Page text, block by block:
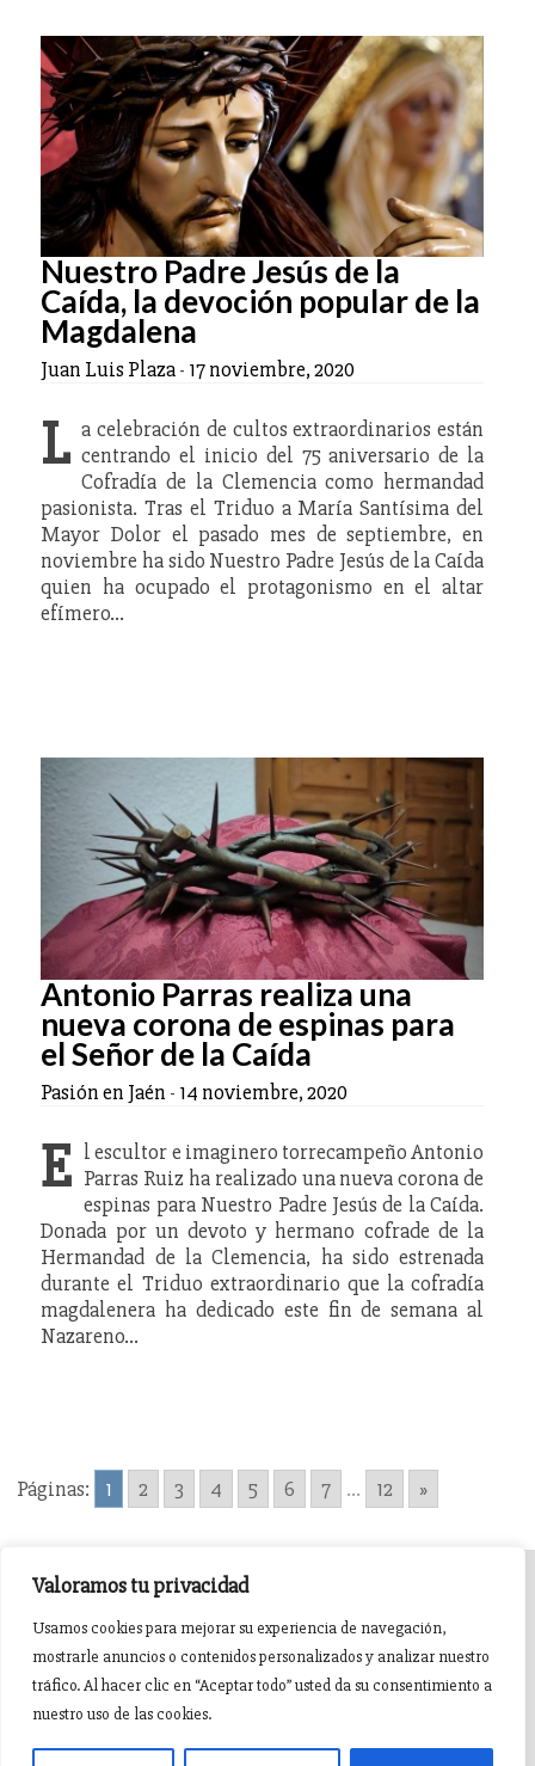
Valoramos tu privacidad
Usamos cookies para mejorar su experiencia de navegación,
mostrarle anuncios o contenidos personalizados y analizar nuestro
tráfico. Al hacer clic en “Aceptar todo” usted da su consentimiento a
nuestro uso de las cookies.
Nuestro Padre Jesús de la
Caída, la devoción popular de la
Magdalena
Juan Luis Plaza- 17 noviembre, 2020
L a celebración de cultos extraordinarios están
centrando el inicio del 75 aniversario de la
Cofradía de la Clemencia como hermandad
pasionista. Tras el Triduo a María Santísima del
Mayor Dolor el pasado mes de septiembre, en
noviembre ha sido Nuestro Padre Jesús de la Caída
quien ha ocupado el protagonismo en el altar
efímero…
Antonio Parras realiza una
nueva corona de espinas para
el Señor de la Caída
Pasión en Jaén - 14 noviembre, 2020
E l escultor e imaginero torrecampeño Antonio
Parras Ruiz ha realizado una nueva corona de
espinas para Nuestro Padre Jesús de la Caída.
Donada por un devoto y hermano cofrade de la
Hermandad de la Clemencia, ha sido estrenada
durante el Triduo extraordinario que la cofradía
magdalenera ha dedicado este fin de semana al
Nazareno…
Páginas: 1 2 3 4 5 6 7 ... 12 »
INICIO AGENDA
NOTICIAS DE PASIÓN
NOTICIAS DE GLORIA
BREVES COFRADES BANDAS
Pasión en Jaén ® v5.0.1. 2015 Sitio desarrollado y mantenido porwitandbit